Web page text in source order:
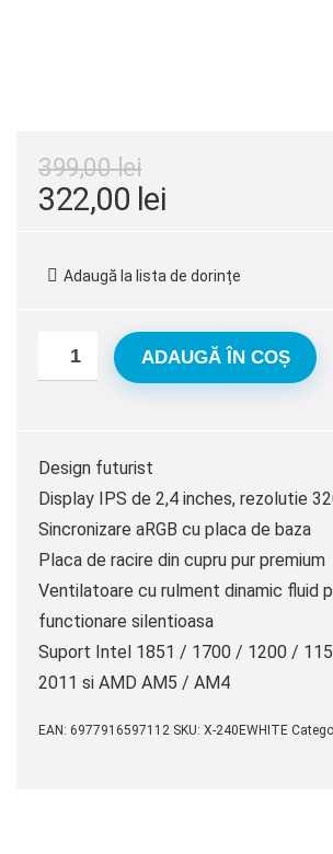
399,00lei
Prețul
a
fost:
399,00 lei.
322,00 lei
este:
322,00 lei.
Adaugă la lista de dorințe
ADAUGĂ ÎN COȘ
Design futurist
Display IPS de 2,4 inches, rezolutie
Sincronizare aRGB cu placa de baza
Placa de racire din cupru pur premium
Ventilatoare cu rulment dinamic fluid
functionare silentioasa
Suport Intel 1851 / 1700 / 1200 /
2011 si AMD AM5 / AM4
EAN: 6977916597112 SKU: X-240EWHITE